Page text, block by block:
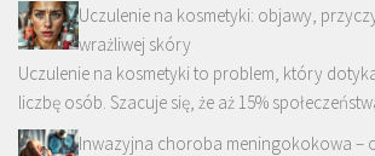
Uczulenie na kosmetyki: objawy,
wrażliwej skóry
Uczulenie na kosmetyki to problem, który
liczbę osób. Szacuje się, że aż 15%
Inwazyjna choroba meningokokowa –